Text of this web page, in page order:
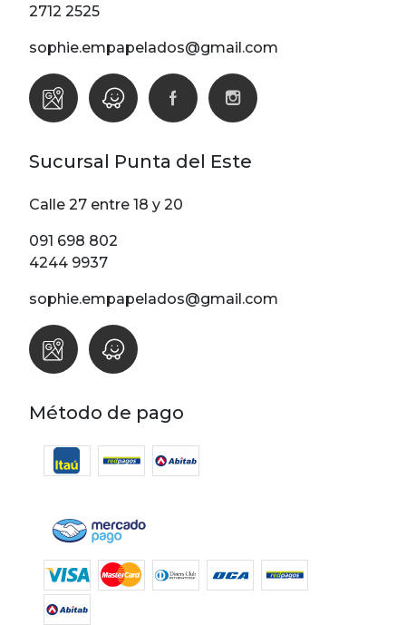
Espiga
Guardas
Infantiles
Ladrillo
Liso
Madera
Raya
Rombos
SALE
Oportunidades
Varios
Filtrar
2712 2525
sophie.empapelados@gmail.com
Sucursal Punta del Este
Calle 27 entre 18 y 20
091 698 802
4244 9937
sophie.empapelados@gmail.com
Método de pago